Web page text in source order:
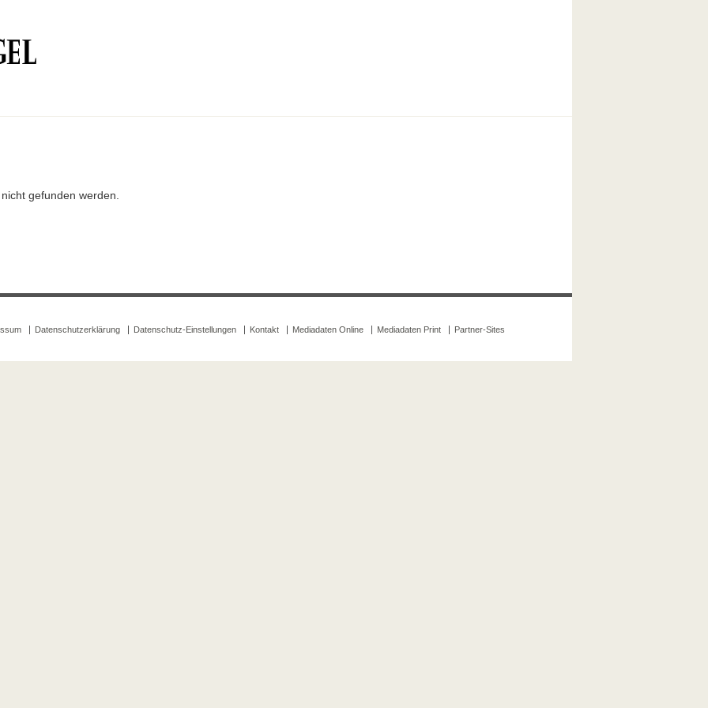
gefunden werden.
Datenschutzerklärung Datenschutz-Einstellungen Kontakt Mediadaten Online Mediadaten Print Partner-Sites